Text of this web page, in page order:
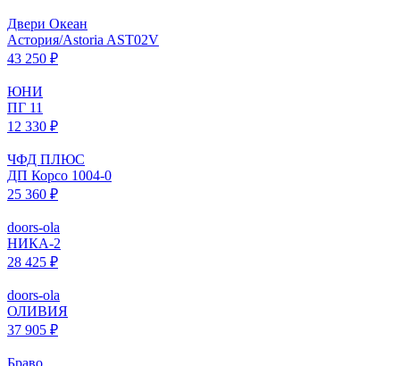
Двери Океан
Астория/Astoria AST02V
43 250 ₽
ЮНИ
ПГ 11
12 330 ₽
ЧФД ПЛЮС
ДП Корсо 1004-0
25 360 ₽
doors-ola
НИКА-2
28 425 ₽
doors-ola
ОЛИВИЯ
37 905 ₽